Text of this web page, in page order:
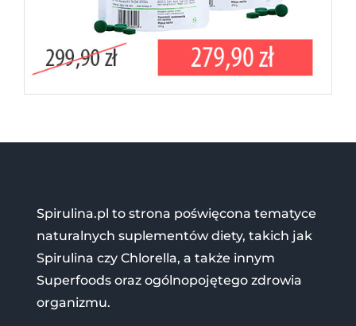
Spirulina.pl to strona poświęcona tematyce
naturalnych suplementów diety, takich jak
Spirulina czy Chlorella, a także innym
Superfoods oraz ogólnopojętego zdrowia
organizmu.